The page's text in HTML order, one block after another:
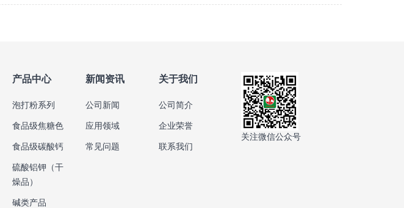
产品中心
泡打粉系列
食品级焦糖色
食品级碳酸钙
硫酸铝钾（干
燥品）
碱类产品
新闻资讯
公司新闻
应用领域
常见问题
关于我们
公司简介
企业荣誉
联系我们
关注微信公众号